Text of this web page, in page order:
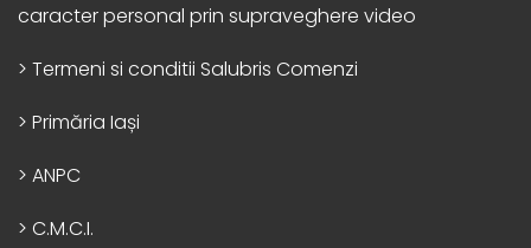
caracter personal prin supraveghere video
> Termeni si conditii Salubris Comenzi
> Primăria Iași
> ANPC
> C.M.C.I.